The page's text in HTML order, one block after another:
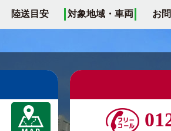
陸送目安 対象地域・車両 お